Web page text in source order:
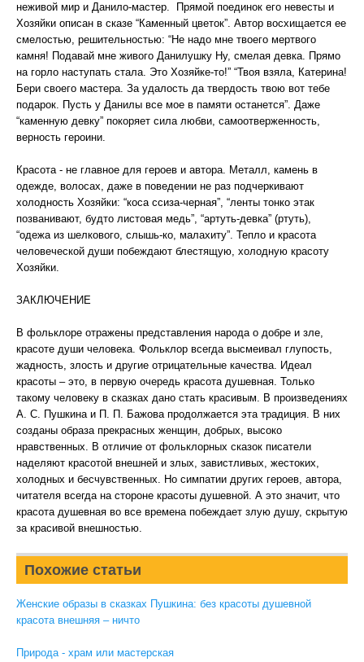
неживой мир и Данило-мастер. Прямой поединок его невесты и
Хозяйки описан в сказе “Каменный цветок”. Автор восхищается ее
смелостью, решительностью: “Не надо мне твоего мертвого
камня! Подавай мне живого Данилушку Ну, смелая девка. Прямо
на горло наступать стала. Это Хозяйке-то!” “Твоя взяла, Катерина!
Бери своего мастера. За удалость да твердость твою вот тебе
подарок. Пусть у Данилы все мое в памяти останется”. Даже
“каменную девку” покоряет сила любви, самоотверженность,
верность героини.
Красота - не главное для героев и автора. Металл, камень в
одежде, волосах, даже в поведении не раз подчеркивают
холодность Хозяйки: “коса ссиза-черная”, “ленты тонко этак
позванивают, будто листовая медь”, “артуть-девка” (ртуть),
“одежа из шелкового, слышь-ко, малахиту”. Тепло и красота
человеческой души побеждают блестящую, холодную красоту
Хозяйки.
ЗАКЛЮЧЕНИЕ
В фольклоре отражены представления народа о добре и зле,
красоте души человека. Фольклор всегда высмеивал глупость,
жадность, злость и другие отрицательные качества. Идеал
красоты – это, в первую очередь красота душевная. Только
такому человеку в сказках дано стать красивым. В произведениях
А. С. Пушкина и П. П. Бажова продолжается эта традиция. В них
созданы образа прекрасных женщин, добрых, высоко
нравственных. В отличие от фольклорных сказок писатели
наделяют красотой внешней и злых, завистливых, жестоких,
холодных и бесчувственных. Но симпатии других героев, автора,
читателя всегда на стороне красоты душевной. А это значит, что
красота душевная во все времена побеждает злую душу, скрытую
за красивой внешностью.
Похожие статьи
Женские образы в сказках Пушкина: без красоты душевной
красота внешняя – ничто
Природа - храм или мастерская